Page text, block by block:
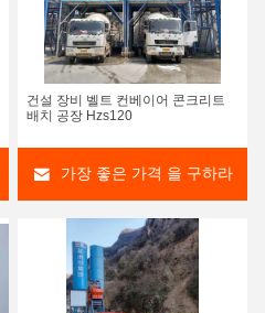
건설 장비 벨트 컨베이어 콘크리트
배치 공장 Hzs120
가장 좋은 가격 을 구하라